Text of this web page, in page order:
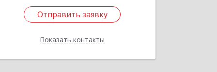
Отправить заявку
Показать контакты
Отправить заявку
Назад